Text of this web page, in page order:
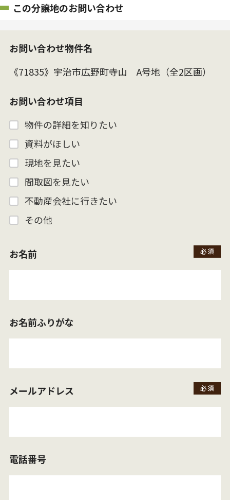
この分譲地のお問い合わせ
お問い合わせ物件名
お問い合わせ項目
物件の詳細を知りたい
資料がほしい
現地を見たい
間取図を見たい
不動産会社に行きたい
その他
お名前
お名前ふりがな
メールアドレス
電話番号